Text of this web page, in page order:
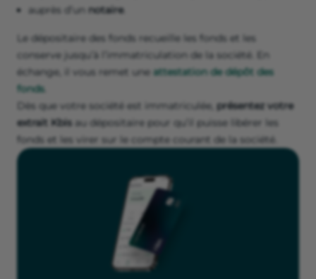
auprès d’un notaire.
Le dépositaire des fonds recueille les fonds et les
conserve jusqu’à l’immatriculation de la société. En
échange, il vous remet une attestation de dépôt des
fonds.
Dès que votre société est immatriculée, présentez votre
extrait Kbis au dépositaire pour qu’il puisse libérer les
fonds et les virer sur le compte courant de la société.